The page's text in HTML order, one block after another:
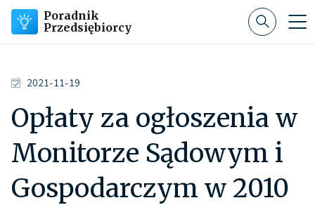
Poradnik
Przedsiębiorcy
2021-11-19
Opłaty za ogłoszenia w
Monitorze Sądowym i
Gospodarczym w 2010